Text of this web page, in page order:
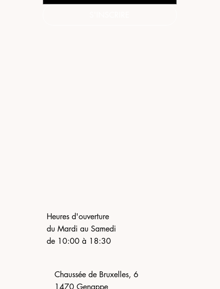
Heures d'ouverture
du Mardi au Samedi
de 10:00 à 18:30
Chaussée de Bruxelles, 6
1470 Genappe